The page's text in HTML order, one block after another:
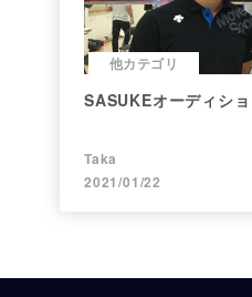
他カテゴリ
SASUKEオーディシ
Taka
2021/01/22